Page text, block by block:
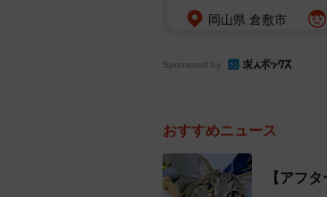
岡山県 倉敷市
Sponsored by
おすすめニュース
【アフ